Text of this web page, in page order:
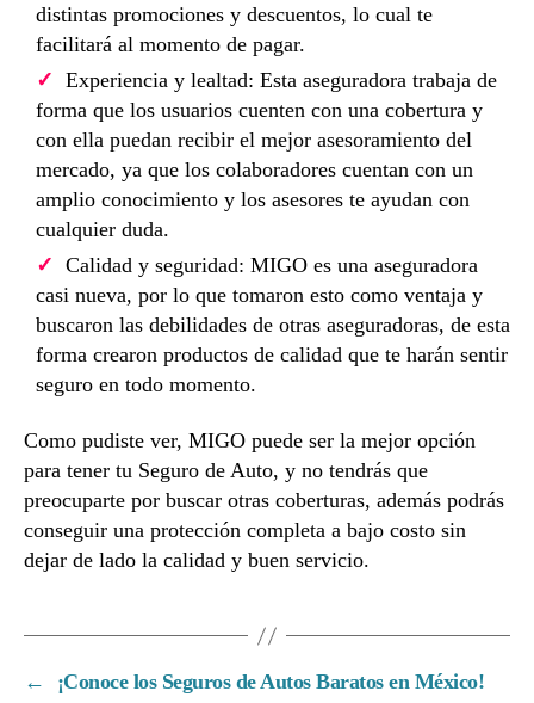
distintas promociones y descuentos, lo cual te
facilitará al momento de pagar.
Experiencia y lealtad: Esta aseguradora trabaja de
forma que los usuarios cuenten con una cobertura y
con ella puedan recibir el mejor asesoramiento del
mercado, ya que los colaboradores cuentan con un
amplio conocimiento y los asesores te ayudan con
cualquier duda.
Calidad y seguridad: MIGO es una aseguradora
casi nueva, por lo que tomaron esto como ventaja y
buscaron las debilidades de otras aseguradoras, de esta
forma crearon productos de calidad que te harán sentir
seguro en todo momento.
Como pudiste ver, MIGO puede ser la mejor opción
para tener tu Seguro de Auto, y no tendrás que
preocuparte por buscar otras coberturas, además podrás
conseguir una protección completa a bajo costo sin
dejar de lado la calidad y buen servicio.
←
¡Conoce los Seguros de Autos Baratos en México!